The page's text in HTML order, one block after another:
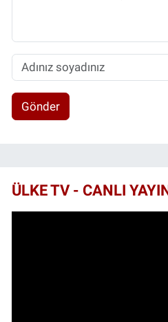
Gönder
ÜLKE TV - CANLI